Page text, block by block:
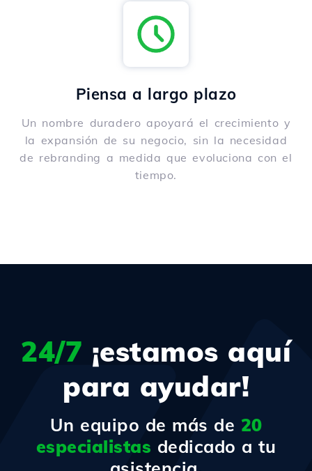
Piensa a largo plazo
Un nombre duradero apoyará el crecimiento y
la expansión de su negocio, sin la necesidad
de rebranding a medida que evoluciona con el
tiempo.
24/7 ¡estamos aquí
para ayudar!
Un equipo de más de 20
especialistas dedicado a tu